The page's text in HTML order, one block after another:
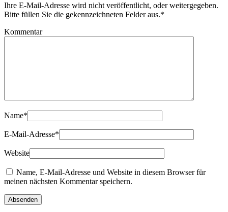
Ihre E-Mail-Adresse wird nicht veröffentlicht, oder weitergegeben.
Bitte füllen Sie die gekennzeichneten Felder aus.*
Kommentar
Name*
E-Mail-Adresse*
Website
Name, E-Mail-Adresse und Website in diesem Browser für
meinen nächsten Kommentar speichern.